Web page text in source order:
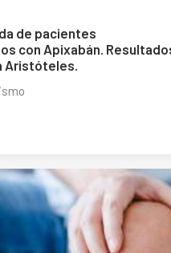
de pacientes
con Apixabán.
Aristóteles.